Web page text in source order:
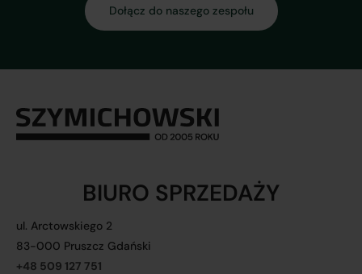
BIURO SPRZEDAŻY
ul. Arctowskiego 2
83-000 Pruszcz Gdański
+48 509 127 751
Dołącz do naszego zespołu